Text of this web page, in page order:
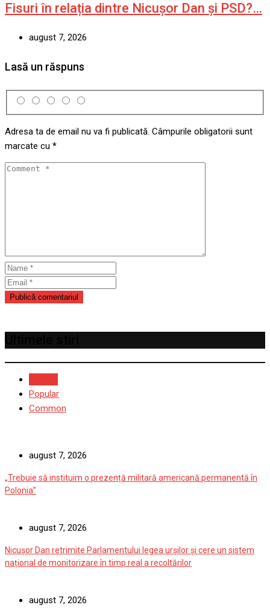
Fisuri în relația dintre Nicușor Dan și PSD?…
august 7, 2026
Lasă un răspuns
Adresa ta de email nu va fi publicată. Câmpurile obligatorii sunt
marcate cu *
Popular
Common
august 7, 2026
„Trebuie să instituim o prezență militară americană permanentă în
Polonia”
august 7, 2026
Nicușor Dan retrimite Parlamentului legea urșilor și cere un sistem
național de monitorizare în timp real a recoltărilor
august 7, 2026